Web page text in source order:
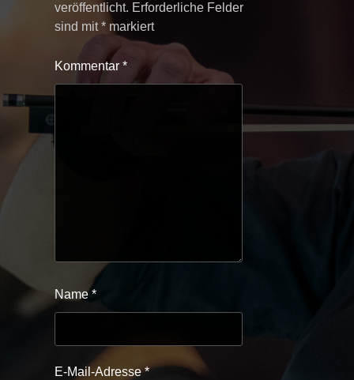
veröffentlicht. Erforderliche Felder
sind mit* markiert
Kommentar *
Name*
E-Mail-Adresse*